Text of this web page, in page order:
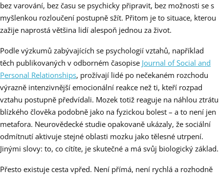
bez varování, bez času se psychicky připravit, bez možnosti se s
myšlenkou rozloučení postupně sžít. Přitom je to situace, kterou
zažije naprostá většina lidí alespoň jednou za život.
Podle výzkumů zabývajících se psychologií vztahů, například
těch publikovaných v odborném časopise Journal of Social and
Personal Relationships, prožívají lidé po nečekaném rozchodu
výrazně intenzivnější emocionální reakce než ti, kteří rozpad
vztahu postupně předvídali. Mozek totiž reaguje na náhlou ztrátu
blízkého člověka podobně jako na fyzickou bolest – a to není jen
metafora. Neurovědecké studie opakovaně ukázaly, že sociální
odmítnutí aktivuje stejné oblasti mozku jako tělesné utrpení.
Jinými slovy: to, co cítíte, je skutečné a má svůj biologický základ.
Přesto existuje cesta vpřed. Není přímá, není rychlá a rozhodně